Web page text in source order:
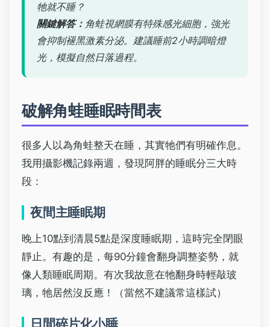
牠就不睡？
關鍵解答： 角蛙視網膜有特殊感光細胞，強光
會抑制褪黑激素分泌。建議睡前2小時調暗燈
光，模擬自然日落過程。
破解角蛙睡眠時間表
很多人以為角蛙整天在睡，其實牠們有明確作息。
我用攝影機記錄兩週，發現阿胖的睡眠分三大時
段：
夜間主睡眠期
晚上10點到清晨5點是深度睡眠期，這時完全閉眼
靜止。有趣的是，每90分鐘會翻身調整姿勢，就
像人類睡眠周期。有次我故意在牠翻身時輕敲玻
璃，牠居然沒反應！（當然不建議常這樣試）
日間碎片化小睡